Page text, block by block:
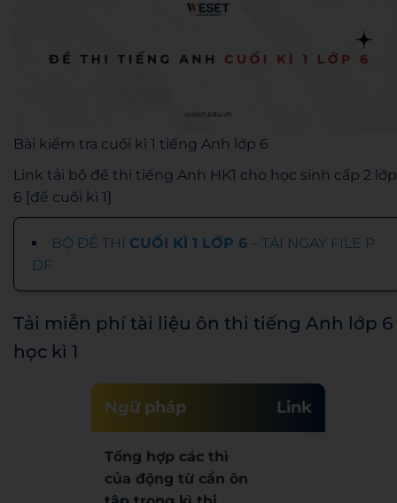
Bài kiểm tra cuối kì 1 tiếng Anh lớp 6
Link tải bộ đề thi tiếng Anh HK1 cho học sinh cấp 2 lớp
6 [đề cuối kì 1]
BỘ ĐỀ THI CUỐI KÌ 1 LỚP 6 – TẢI NGAY FILE P
DF
Tải miễn phí tài liệu ôn thi tiếng Anh lớp 6
học kì 1
Ngữ pháp Link
Tổng hợp các thì
của động từ cần ôn